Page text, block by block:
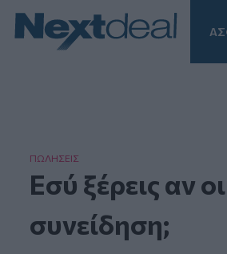
ΠΩΛΗΣΕΙΣ
Εσύ ξέρεις αν
συνείδηση;